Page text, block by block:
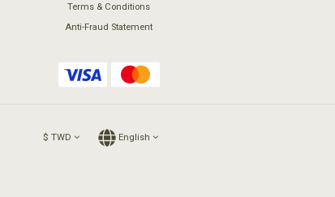
Terms & Conditions
Anti-Fraud Statement
$ TWD English